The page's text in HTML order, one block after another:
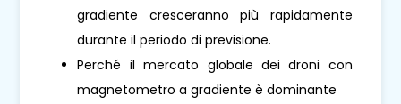
gradiente cresceranno più rapidamente
durante il periodo di previsione.
Perché il mercato globale dei droni con
magnetometro a gradiente è dominante